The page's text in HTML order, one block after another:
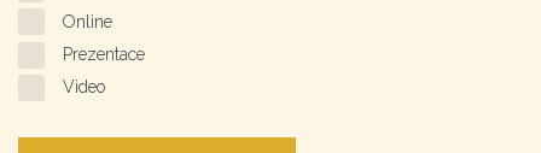
Online
Prezentace
Video